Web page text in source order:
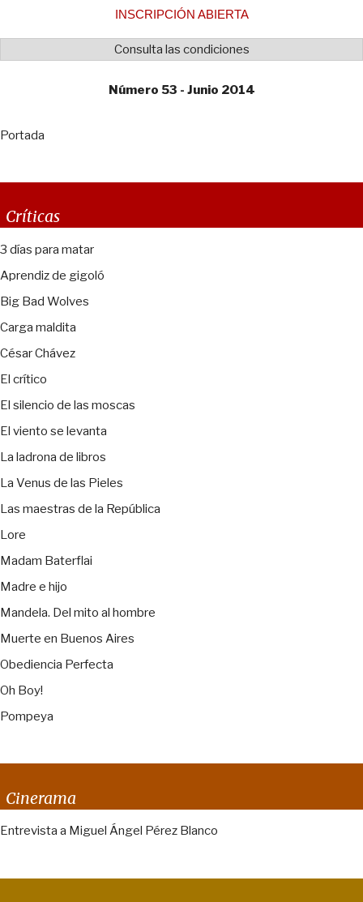
INSCRIPCIÓN ABIERTA
Consulta las condiciones
Número 53 - Junio 2014
Portada
Críticas
3 días para matar
Aprendiz de gigoló
Big Bad Wolves
Carga maldita
César Chávez
El crítico
El silencio de las moscas
El viento se levanta
La ladrona de libros
La Venus de las Pieles
Las maestras de la República
Lore
Madam Baterflai
Madre e hijo
Mandela. Del mito al hombre
Muerte en Buenos Aires
Obediencia Perfecta
Oh Boy!
Pompeya
Cinerama
Entrevista a Miguel Ángel Pérez Blanco